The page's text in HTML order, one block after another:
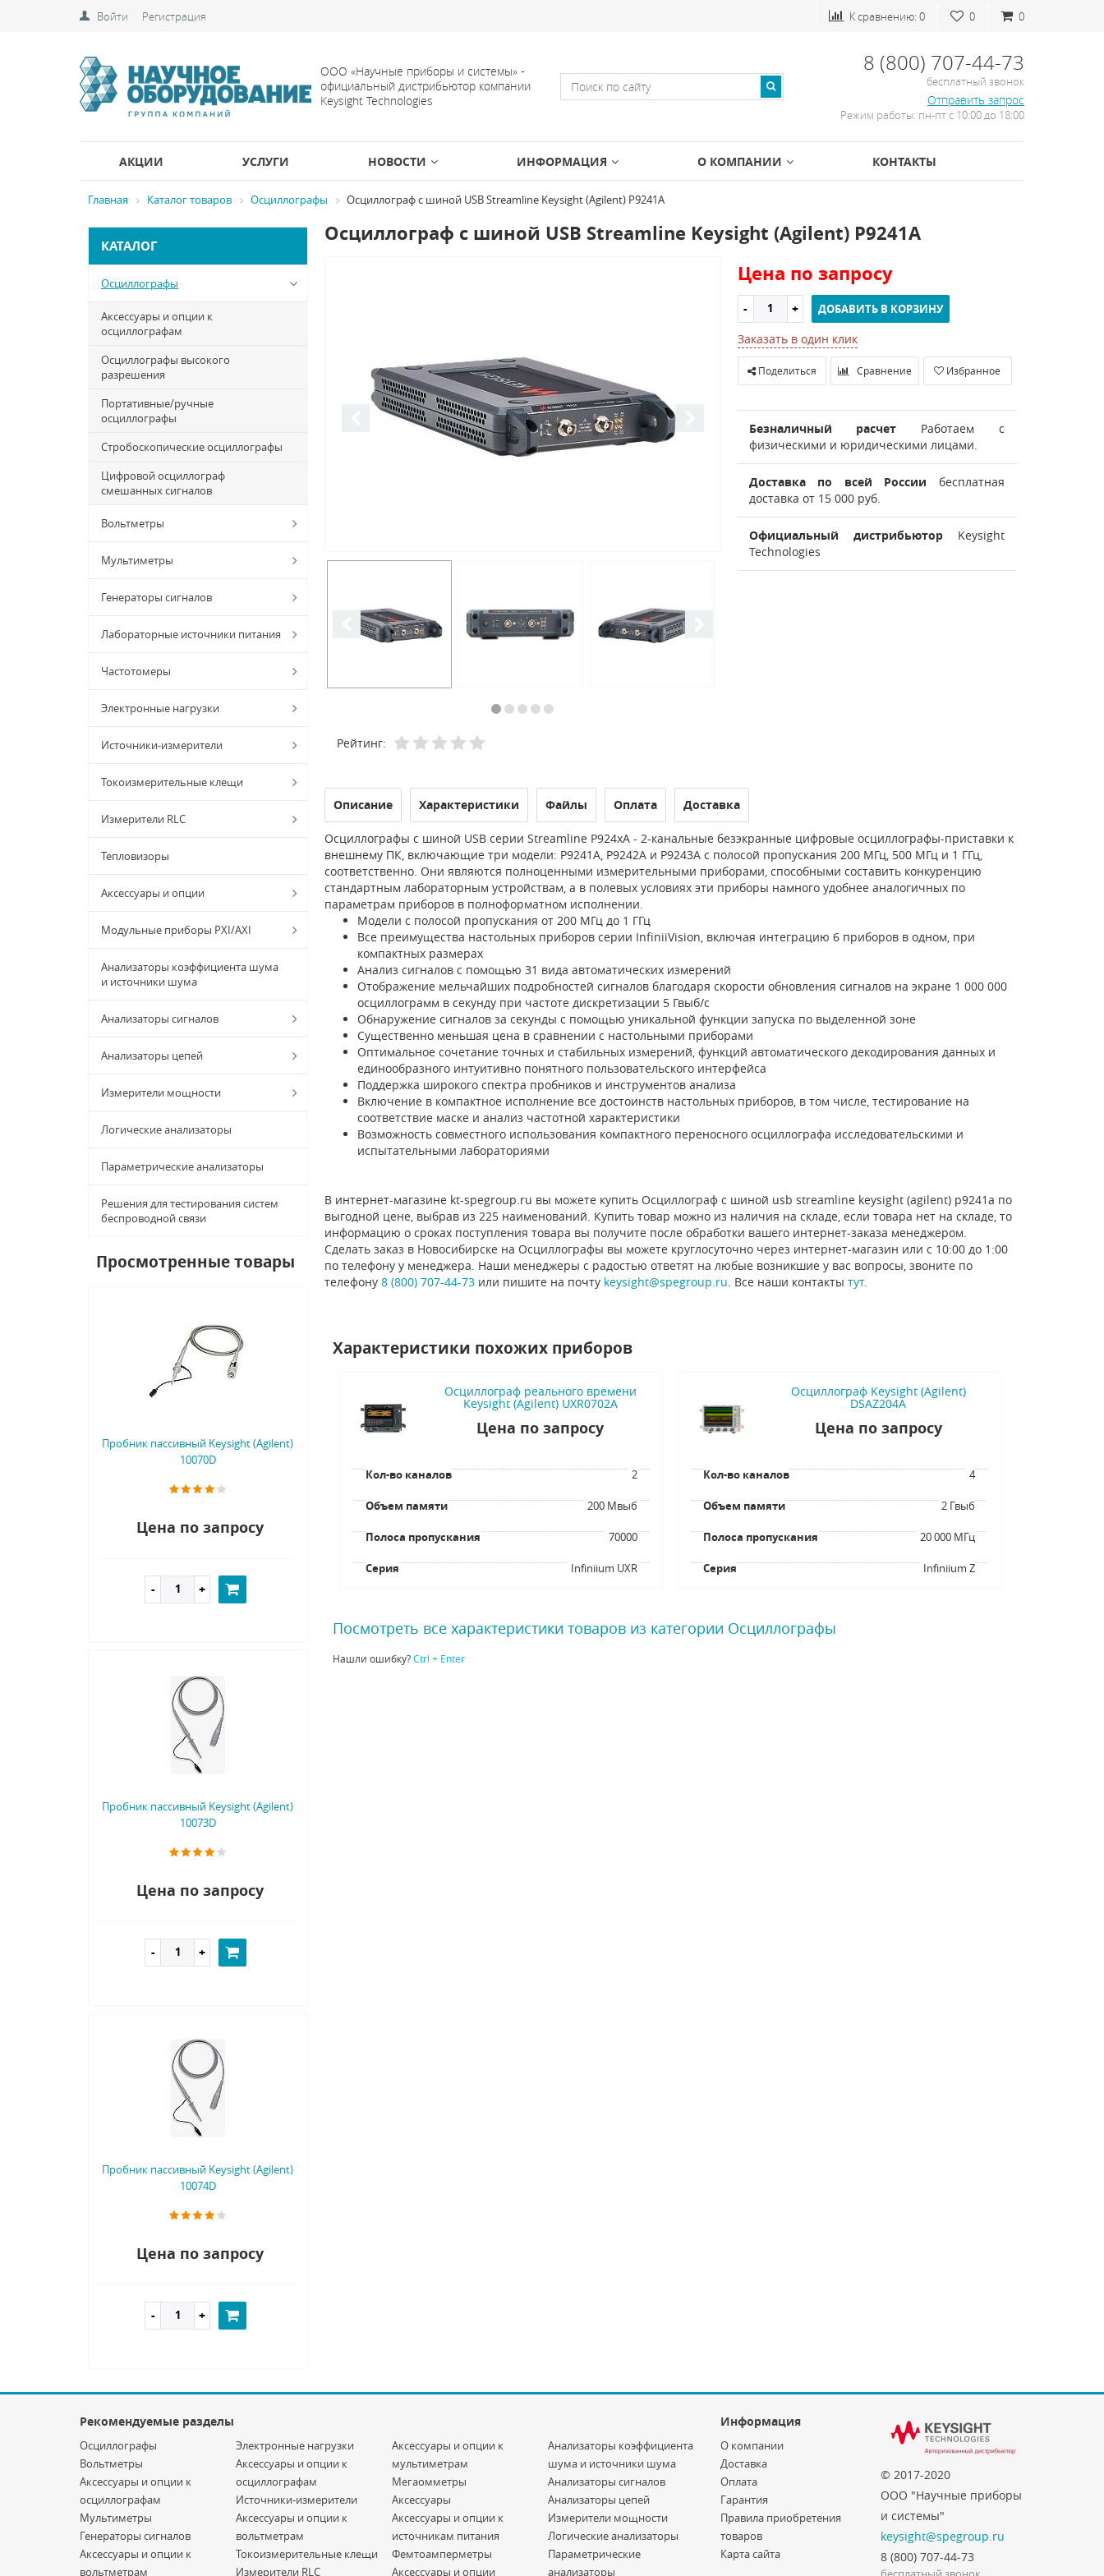
Войти Регистрация 0
0
К сравнению: 0
ООО «Научные приборы и системы» -
официальный дистрибьютор компании
Keysight Technologies
8 (800) 707-44-73
бесплатный звонок
Отправить запрос
Режим работы: пн-пт с 10:00 до 18:00
АКЦИИ УСЛУГИ НОВОСТИ ИНФОРМАЦИЯ О КОМПАНИИ КОНТАКТЫ
Главная Каталог товаров Осциллографы Осциллограф с шиной USB Streamline Keysight (Agilent) P9241A
КАТАЛОГ
Осциллографы
Аксессуары и опции к
осциллографам
Осциллографы высокого
разрешения
Портативные/ручные
осциллографы
Стробоскопические осциллографы
Цифровой осциллограф
смешанных сигналов
Вольтметры
Мультиметры
Генераторы сигналов
Лабораторные источники питания
Частотомеры
Электронные нагрузки
Источники-измерители
Токоизмерительные клещи
Измерители RLC
Тепловизоры
Аксессуары и опции
Модульные приборы PXI/AXI
Анализаторы коэффициента шума
и источники шума
Анализаторы сигналов
Анализаторы цепей
Измерители мощности
Логические анализаторы
Параметрические анализаторы
Решения для тестирования систем
беспроводной связи
Просмотренные товары
Пробник пассивный Keysight (Agilent)
10070D
Цена по запросу
Пробник пассивный Keysight (Agilent)
10073D
Цена по запросу
Пробник пассивный Keysight (Agilent)
10074D
Цена по запросу
Осциллограф с шиной USB Streamline Keysight (Agilent) P9241A
Рейтинг:
Цена по запросу
ДОБАВИТЬ В КОРЗИНУ
Заказать в один клик
Поделиться Сравнение Избранное
Безналичный расчет Работаем с
физическими и юридическими лицами.
Доставка по всей России бесплатная
доставка от 15 000 руб.
Официальный дистрибьюторKeysight
Technologies
Описание Характеристики Файлы Оплата Доставка
Осциллографы с шиной USB cерии Streamline P924xA - 2-канальные безэкранные цифровые осциллографы-приставки к
внешнему ПК, включающие три модели: P9241A, P9242A и P9243A с полосой пропускания 200 МГц, 500 МГц и 1 ГГц,
соответственно. Они являются полноценными измерительными приборами, способными составить конкуренцию
стандартным лабораторным устройствам, а в полевых условиях эти приборы намного удобнее аналогичных по
параметрам приборов в полноформатном исполнении.
Модели с полосой пропускания от 200 МГц до 1 ГГц
Все преимущества настольных приборов серии InfiniiVision, включая интеграцию 6 приборов в одном, при
компактных размерах
Анализ сигналов с помощью 31 вида автоматических измерений
Отображение мельчайших подробностей сигналов благодаря скорости обновления сигналов на экране 1 000 000
осциллограмм в секунду при частоте дискретизации 5 Гвыб/с
Обнаружение сигналов за секунды с помощью уникальной функции запуска по выделенной зоне
Существенно меньшая цена в сравнении с настольными приборами
Оптимальное сочетание точных и стабильных измерений, функций автоматического декодирования данных и
единообразного интуитивно понятного пользовательского интерфейса
Поддержка широкого спектра пробников и инструментов анализа
Включение в компактное исполнение все достоинств настольных приборов, в том числе, тестирование на
соответствие маске и анализ частотной характеристики
Возможность совместного использования компактного переносного осциллографа исследовательскими и
испытательными лабораториями
В интернет-магазине kt-spegroup.ru вы можете купить Осциллограф с шиной usb streamline keysight (agilent) p9241a по
выгодной цене, выбрав из 225 наименований. Купить товар можно из наличия на складе, если товара нет на складе, то
информацию о сроках поступления товара вы получите после обработки вашего интернет-заказа менеджером.
Сделать заказ в Новосибирске на Осциллографы вы можете круглосуточно через интернет-магазин или с 10:00 до 1:00
по телефону у менеджера. Наши менеджеры с радостью ответят на любые возникшие у вас вопросы, звоните по
телефону 8 (800) 707-44-73или пишите на почту keysight@spegroup.ru . Все наши контакты тут.
Характеристики похожих приборов
Осциллограф реального времени
Keysight (Agilent) UXR0702A
Цена по запросу
Кол-во каналов 2
Объем памяти 200 Мвыб
Полоса пропускания 70000
Серия Infiniium UXR
Осциллограф Keysight (Agilent)
DSAZ204A
Цена по запросу
Кол-во каналов 4
Объем памяти 2 Гвыб
Полоса пропускания 20 000 МГц
Серия Infiniium Z
Посмотреть все характеристики товаров из категории Осциллографы
Нашли ошибку?Ctrl + Enter
Рекомендуемые разделы Информация
© 2017-2020
ООО "Научные приборы
и системы"
keysight@spegroup.ru
8 (800) 707-44-73
Осциллографы
Вольтметры
Аксессуары и опции к
осциллографам
Мультиметры
Генераторы сигналов
Аксессуары и опции к
вольтметрам
Электронные нагрузки
Аксессуары и опции к
осциллографам
Источники-измерители
Аксессуары и опции к
вольтметрам
Токоизмерительные клещи
Измерители RLC
Аксессуары и опции к
мультиметрам
Мегаомметры
Аксессуары
Аксессуары и опции к
источникам питания
Фемтоамперметры
Аксессуары и опции
Анализаторы коэффициента
шума и источники шума
Анализаторы сигналов
Анализаторы цепей
Измерители мощности
Логические анализаторы
Параметрические
анализаторы
О компании
Доставка
Оплата
Гарантия
Правила приобретения
товаров
Карта сайта